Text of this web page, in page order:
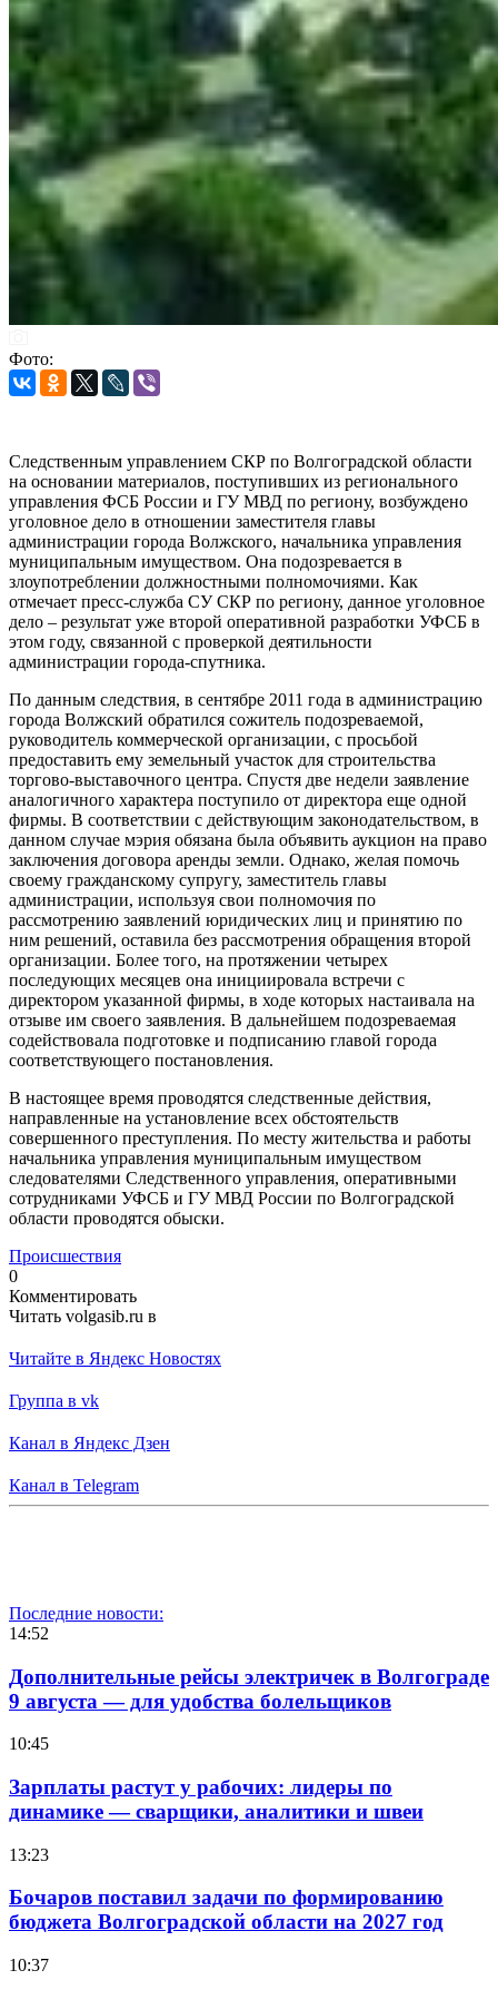
Фото:
Следственным управлением СКР по Волгоградской области
на основании материалов, поступивших из регионального
управления ФСБ России и ГУ МВД по региону, возбуждено
уголовное дело в отношении заместителя главы
администрации города Волжского, начальника управления
муниципальным имуществом. Она подозревается в
злоупотреблении должностными полномочиями. Как
отмечает пресс-служба СУ СКР по региону, данное уголовное
дело – результат уже второй оперативной разработки УФСБ в
этом году, связанной с проверкой деятильности
администрации города-спутника.
По данным следствия, в сентябре 2011 года в администрацию
города Волжский обратился сожитель подозреваемой,
руководитель коммерческой организации, с просьбой
предоставить ему земельный участок для строительства
торгово-выставочного центра. Спустя две недели заявление
аналогичного характера поступило от директора еще одной
фирмы. В соответствии с действующим законодательством, в
данном случае мэрия обязана была объявить аукцион на право
заключения договора аренды земли. Однако, желая помочь
своему гражданскому супругу, заместитель главы
администрации, используя свои полномочия по
рассмотрению заявлений юридических лиц и принятию по
ним решений, оставила без рассмотрения обращения второй
организации. Более того, на протяжении четырех
последующих месяцев она инициировала встречи с
директором указанной фирмы, в ходе которых настаивала на
отзыве им своего заявления. В дальнейшем подозреваемая
содействовала подготовке и подписанию главой города
соответствующего постановления.
В настоящее время проводятся следственные действия,
направленные на установление всех обстоятельств
совершенного преступления. По месту жительства и работы
начальника управления муниципальным имуществом
следователями Следственного управления, оперативными
сотрудниками УФСБ и ГУ МВД России по Волгоградской
области проводятся обыски.
Происшествия
0
Комментировать
Читать volgasib.ru в
Читайте в Яндекс Новостях
Группа в vk
Канал в Яндекс Дзен
Канал в Telegram
Последние новости:
14:52
Дополнительные рейсы электричек в Волгограде
9 августа — для удобства болельщиков
10:45
Зарплаты растут у рабочих: лидеры по
динамике — сварщики, аналитики и швеи
13:23
Бочаров поставил задачи по формированию
бюджета Волгоградской области на 2027 год
10:37